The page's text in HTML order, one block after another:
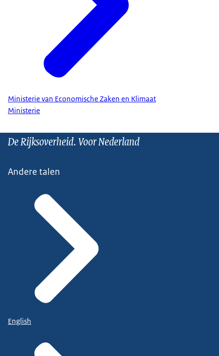
Ministerie van Economische Zaken en Klimaat
Ministerie
De Rijksoverheid. Voor Nederland
Andere talen
English